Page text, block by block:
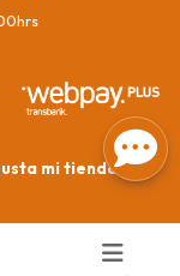
mi tienda? Yo